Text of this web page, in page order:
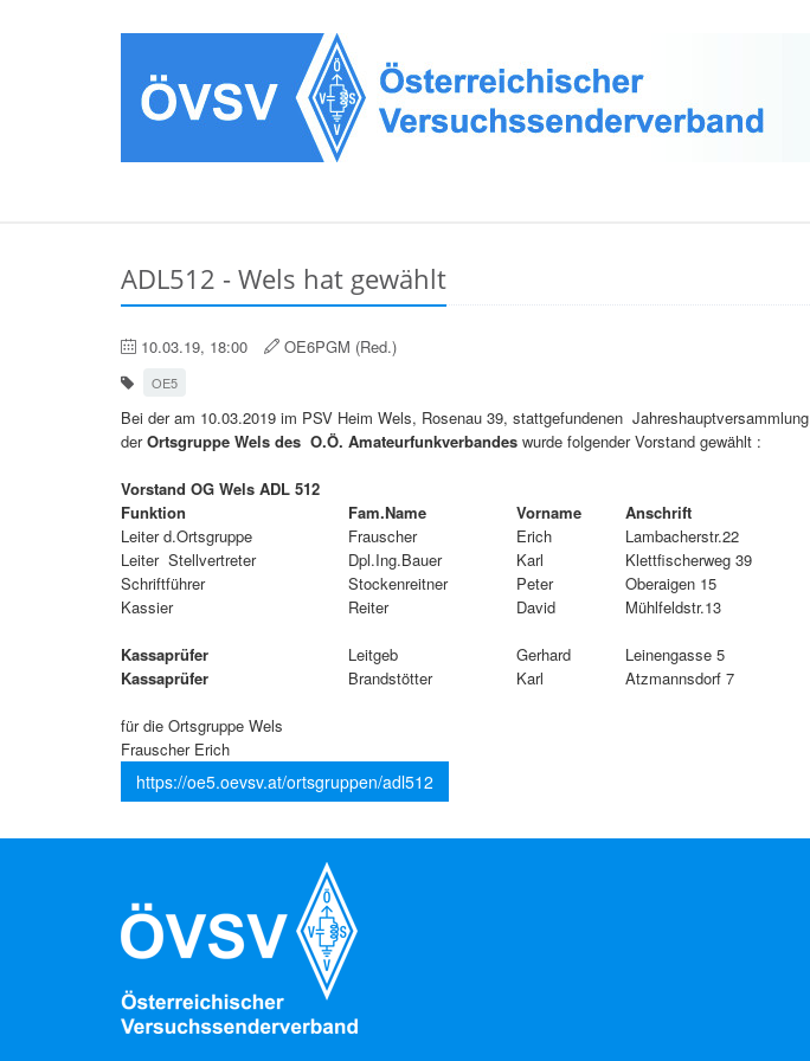
ADL512 - Wels hat gewählt
10.03.19, 18:00 OE6PGM (Red.)
OE5
Bei der am 10.03.2019 im PSV Heim Wels, Rosenau 39, stattgefundenen Jahreshauptversammlung
derOrtsgruppe Wels des O.Ö. Amateurfunkverbandes wurde folgender Vorstand gewählt :
Vorstand OG Wels ADL 512
Funktion
Fam.Name Vorname Anschrift
Leiter d.Ortsgruppe
Frauscher Erich Lambacherstr.22
Leiter Stellvertreter
Dpl.Ing.Bauer Karl Klettfischerweg 39
Schriftführer
Stockenreitner Peter Oberaigen 15
Kassier
Reiter David Mühlfeldstr.13
Kassaprüfer Leitgeb Gerhard Leinengasse 5
Kassaprüfer
Brandstötter Karl Atzmannsdorf 7
für die Ortsgruppe Wels
Frauscher Erich
https://oe5.oevsv.at/ortsgruppen/adl512